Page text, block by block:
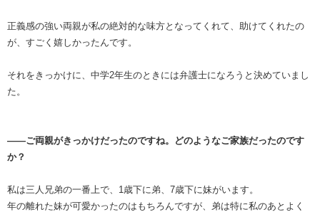
正義感の強い両親が私の絶対的な味方となってくれて、助けてくれたの
が、すごく嬉しかったんです。
それをきっかけに、中学2年生のときには弁護士になろうと決めていまし
た。
――ご両親がきっかけだったのですね。どのようなご家族だったのです
か？
私は三人兄弟の一番上で、1歳下に弟、7歳下に妹がいます。
年の離れた妹が可愛かったのはもちろんですが、弟は特に私のあとよく